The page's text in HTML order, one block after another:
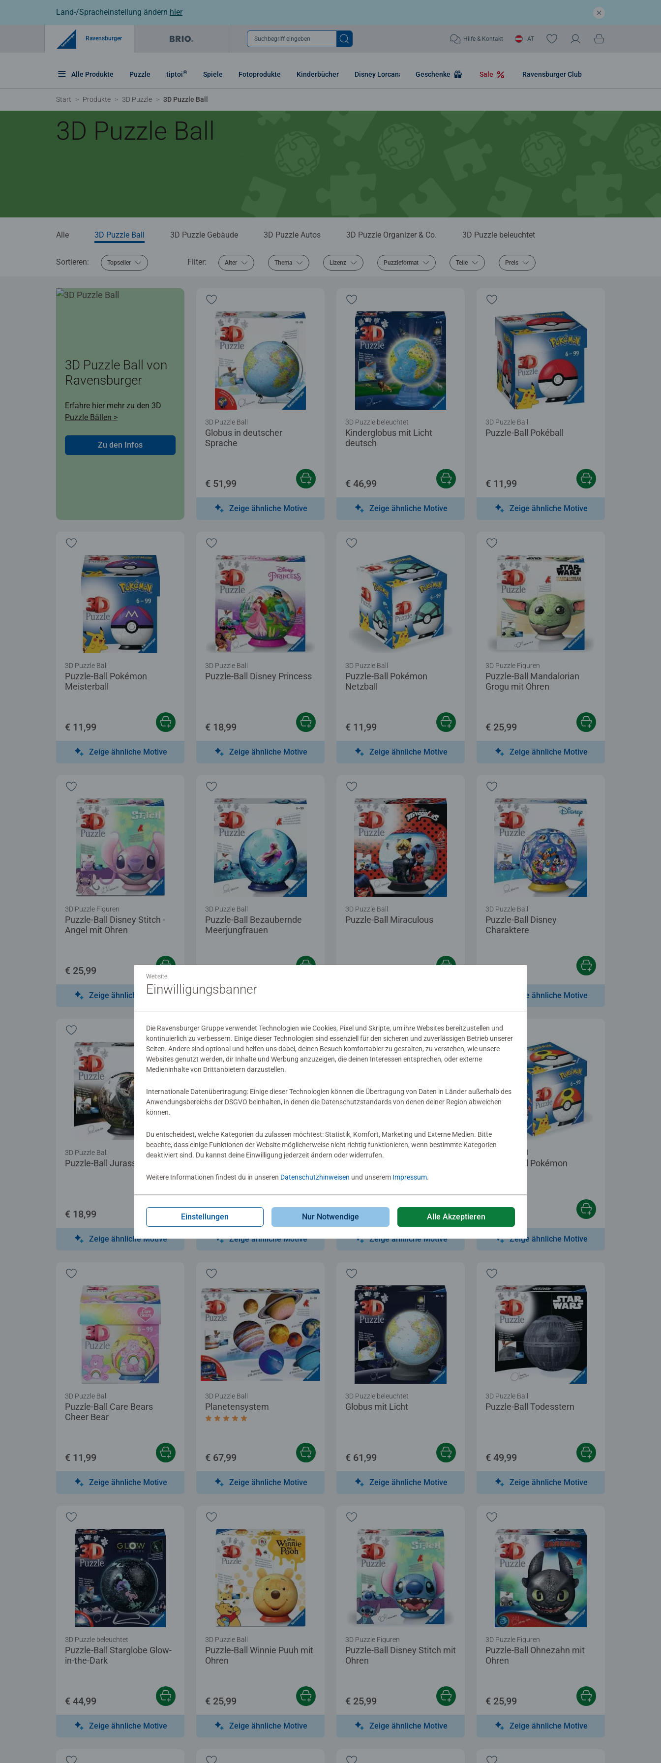
Land-/Spracheinstellung ändern hier
Ravensburger Suchbegriff eingeben Hilfe & Kontakt | AT
Alle Produkte Puzzle tiptoi® Spiele Fotoprodukte Kinderbücher Disney Lorcana Geschenke Sale Ravensburger Club
Start Produkte 3D Puzzle 3D Puzzle Ball
3D Puzzle Ball
Alle 3D Puzzle Ball 3D Puzzle Gebäude 3D Puzzle Autos 3D Puzzle Organizer & Co. 3D Puzzle beleuchtet
Sortieren: Topseller Filter: Alter Thema Lizenz Puzzleformat Teile Preis
3D Puzzle Ball von
Ravensburger
Erfahre hier mehr zu den 3D
Puzzle Bällen >
Zu den Infos
Globus in deutscher
Sprache
3D Puzzle Ball
€ 51,99
Zeige ähnliche Motive
Kinderglobus mit Licht
deutsch
3D Puzzle beleuchtet
€ 46,99
Zeige ähnliche Motive
Puzzle-Ball Pokéball
3D Puzzle Ball
€ 11,99
Zeige ähnliche Motive
Puzzle-Ball Pokémon
Meisterball
3D Puzzle Ball
€ 11,99
Zeige ähnliche Motive
Puzzle-Ball Disney Princess
3D Puzzle Ball
€ 18,99
Zeige ähnliche Motive
Puzzle-Ball Pokémon
Netzball
3D Puzzle Ball
€ 11,99
Zeige ähnliche Motive
Puzzle-Ball Mandalorian
Grogu mit Ohren
3D Puzzle Figuren
€ 25,99
Zeige ähnliche Motive
Puzzle-Ball Disney Stitch -
Angel mit Ohren
3D Puzzle Figuren
€ 25,99
Zeige ähnliche Motive
Puzzle-Ball Bezaubernde
Meerjungfrauen
3D Puzzle Ball
Zeige ähnliche Motive
Puzzle-Ball Miraculous
3D Puzzle Ball
Puzzle-Ball Disney
Charaktere
3D Puzzle Ball
Zeige ähnliche Motive
Puzzle-Ball Jurassic World
3D Puzzle Ball
€ 18,99
Zeige ähnliche Motive
Luck Bear
3D Puzzle Ball
€ 11,99
Zeige ähnliche Motive
3D Puzzle Ball
€ 11,99
Zeige ähnliche Motive
Puzzle-Ball Pokémon
Zeige ähnliche Motive
Puzzle-Ball Care Bears
Cheer Bear
3D Puzzle Ball
€ 11,99
Zeige ähnliche Motive
Planetensystem
Durchschnittliche Bewertung 5,0 von 5 Sternen.
3D Puzzle Ball
€ 67,99
Zeige ähnliche Motive
Globus mit Licht
3D Puzzle beleuchtet
€ 61,99
Zeige ähnliche Motive
Puzzle-Ball Todesstern
3D Puzzle Ball
€ 49,99
Zeige ähnliche Motive
Puzzle-Ball Starglobe Glow-
in-the-Dark
3D Puzzle beleuchtet
€ 44,99
Zeige ähnliche Motive
Puzzle-Ball Winnie Puuh mit
Ohren
3D Puzzle Ball
€ 25,99
Zeige ähnliche Motive
Puzzle-Ball Disney Stitch mit
Ohren
3D Puzzle Figuren
€ 25,99
Zeige ähnliche Motive
Puzzle-Ball Ohnezahn mit
Ohren
3D Puzzle Figuren
€ 25,99
Zeige ähnliche Motive
Website
Einwilligungsbanner
Die Ravensburger Gruppe verwendet Technologien wie Cookies, Pixel und Skripte, um ihre Websites bereitzustellen und
kontinuierlich zu verbessern. Einige dieser Technologien sind essenziell für den sicheren und zuverlässigen Betrieb unserer
Seiten. Andere sind optional und helfen uns dabei, deinen Besuch komfortabler zu gestalten, zu verstehen, wie unsere
Websites genutzt werden, dir Inhalte und Werbung anzuzeigen, die deinen Interessen entsprechen, oder externe
Medieninhalte von Drittanbietern darzustellen.
Internationale Datenübertragung: Einige dieser Technologien können die Übertragung von Daten in Länder außerhalb des
Anwendungsbereichs der DSGVO beinhalten, in denen die Datenschutzstandards von denen deiner Region abweichen
können.
Du entscheidest, welche Kategorien du zulassen möchtest: Statistik, Komfort, Marketing und Externe Medien. Bitte
beachte, dass einige Funktionen der Website möglicherweise nicht richtig funktionieren, wenn bestimmte Kategorien
deaktiviert sind. Du kannst deine Einwilligung jederzeit ändern oder widerrufen.
Weitere Informationen findest du in unseren Datenschutzhinweisen und unserem Impressum.
Einstellungen Nur Notwendige Alle Akzeptieren